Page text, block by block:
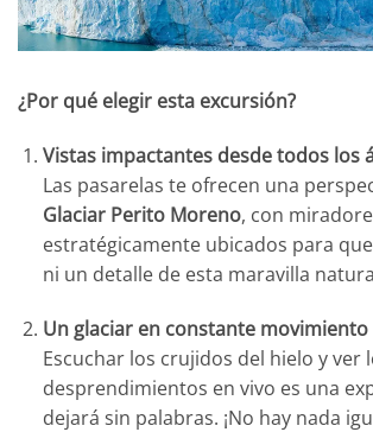
¿Por qué elegir esta excursión?
Vistas impactantes desde todos los
Las pasarelas te ofrecen una
Glaciar Perito Moreno, con
estratégicamente ubicados para
ni un detalle de esta maravilla
Un glaciar en constante movimiento
Escuchar los crujidos del hielo y ver
desprendimientos en vivo es una
dejará sin palabras. ¡No hay nada